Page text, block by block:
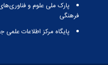
پارک ملی علوم و
فرهنگی
پایگاه مرکز اطلاعات علمی